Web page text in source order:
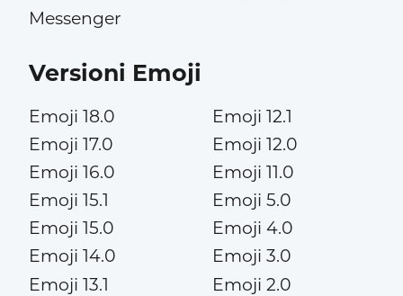
Messenger
Versioni Emoji
Emoji 18.0
Emoji 17.0
Emoji 16.0
Emoji 15.1
Emoji 15.0
Emoji 14.0
Emoji 13.1
Emoji 12.1
Emoji 12.0
Emoji 11.0
Emoji 5.0
Emoji 4.0
Emoji 3.0
Emoji 2.0